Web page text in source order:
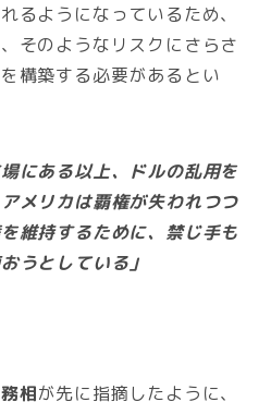
るようになっているため、
そのようなリスクにさらさ
構築する必要があるとい
にある以上、ドルの乱用を
メリカは覇権が失われつつ
維持するために、禁じ手も
うとしている」
相が先に指摘したように、